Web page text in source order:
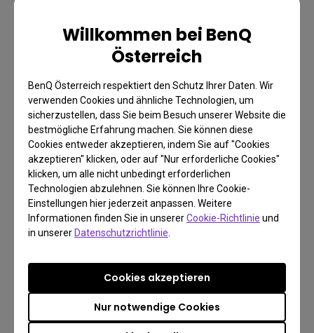
Willkommen bei BenQ
Österreich
BenQ Österreich respektiert den Schutz Ihrer Daten. Wir
verwenden Cookies und ähnliche Technologien, um
sicherzustellen, dass Sie beim Besuch unserer Website die
bestmögliche Erfahrung machen. Sie können diese
Cookies entweder akzeptieren, indem Sie auf "Cookies
akzeptieren" klicken, oder auf "Nur erforderliche Cookies"
klicken, um alle nicht unbedingt erforderlichen
Technologien abzulehnen. Sie können Ihre Cookie-
Einstellungen hier jederzeit anpassen. Weitere
Informationen finden Sie in unsererCookie-Richtlinie und
in unsererDatenschutzrichtlinie
Nur notwendige Cookies
Cookies akzeptieren
Wir bieten eine beschränkte Garantie von 2 Jahren ab
Kaufdatum (ausgenommen sind gebrauchte Produkte, und
Kostenlose Rückgabe innerhalb von 30 Tagen
Mehr Info
FAQ